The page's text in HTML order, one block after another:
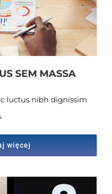
SEM MASSA
luctus nibh dignissim
więcej